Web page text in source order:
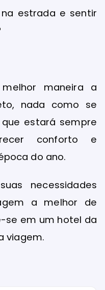
estrada e sentir
maneira a
nada como se
estará sempre
conforto e
do ano.
necessidades
a melhor de
se em um hotel da
viagem.